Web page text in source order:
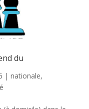
du
| nationale,